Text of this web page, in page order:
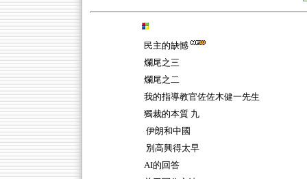
民主的缺憾
爛尾之三
爛尾之二
我的指導教官佐佐木健一先生
獨裁的本質 九
伊朗和中國
別高興得太早
AI的回答